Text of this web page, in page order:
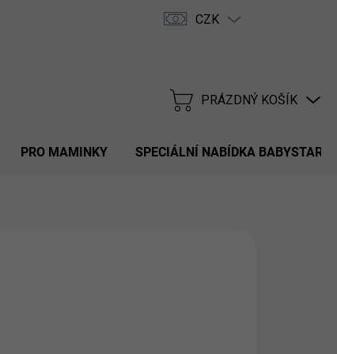
CZK
NÁKUPNÍ
PRÁZDNÝ KOŠÍK
PRO MAMINKY SPECIÁLNÍ NABÍDKA BABYSTAR